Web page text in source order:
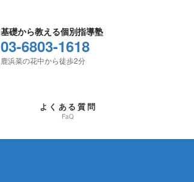
基礎から教える個別指導塾
03-6803-1618
鹿浜菜の花中から徒歩2分
よくある質問
FaQ